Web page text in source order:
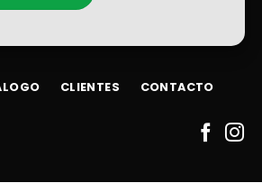
CLIENTES CONTACTO